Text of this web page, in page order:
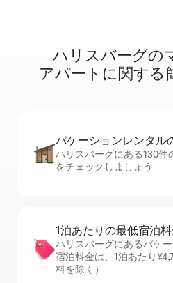
ハリスバーグの
ア⁠パ⁠ー⁠ト⁠に関⁠す⁠る
バケーションレ⁠ン⁠タ⁠ル⁠
ハリスバーグにある130
をチェックしましょう
1泊あたりの最⁠低⁠宿⁠泊⁠
ハリスバーグにあるバケ
宿泊料金は、1泊あたり
料を除く）